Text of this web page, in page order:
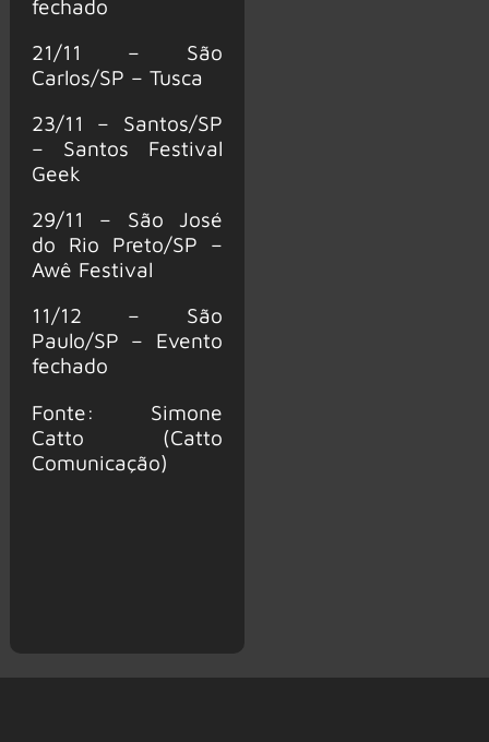
fechado
21/11 – São
Carlos/SP – Tusca
23/11 – Santos/SP
– Santos Festival
Geek
29/11 – São José
do Rio Preto/SP –
Awê Festival
11/12 – São
Paulo/SP – Evento
fechado
Fonte: Simone
Catto (Catto
Comunicação)